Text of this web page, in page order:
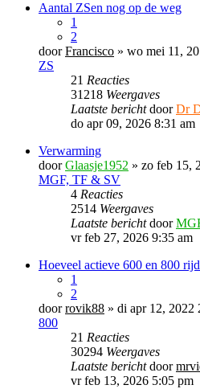
Aantal ZSen nog op de weg
1
2
doorFrancisco » wo mei 11,
ZS
21 Reacties
31218 Weergaves
Laatste berichtdoorDr
do apr 09, 2026 8:31 am
Verwarming
doorGlaasje1952 » zo feb 15,
MGF, TF & SV
4 Reacties
2514 Weergaves
Laatste berichtdoor
vr feb 27, 2026 9:35 am
Hoeveel actieve 600 en 800
1
2
doorrovik88 » di apr 12, 2022
800
21 Reacties
30294 Weergaves
Laatste berichtdoor
vr feb 13, 2026 5:05 pm